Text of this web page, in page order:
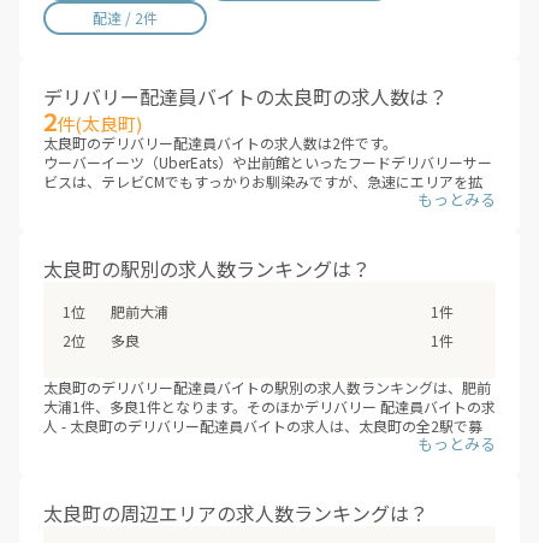
熊本県 / 556件
沖縄県 / 281件
配達 / 2件
デリバリー配達員バイトの太良町の求人数は？
2件(太良町)
太良町のデリバリー配達員バイトの求人数は2件です。
ウーバーイーツ（UberEats）や出前館といったフードデリバリーサー
ビスは、テレビCMでもすっかりお馴染みですが、急速にエリアを拡
大しています。これまでサービスが提供されていないエリアも、次々
太良町のエリアに、新しいデリバリー配達員バイトが追加されていな
いか、ぜひチェックしてみてください。
※2026年08月最新
太良町の駅別の求人数ランキングは？
肥前大浦
1件
多良
1件
太良町のデリバリー配達員バイトの駅別の求人数ランキングは、肥前
大浦1件、多良1件となります。そのほかデリバリー 配達員バイトの求
人 - 太良町のデリバリー配達員バイトの求人は、太良町の全2駅で募
集しています。（※デリバリーバイトNAVI調べ /2026年08月）
集の登録情報を小まめにチェックするオススメします。
太良町の周辺エリアの求人数ランキングは？